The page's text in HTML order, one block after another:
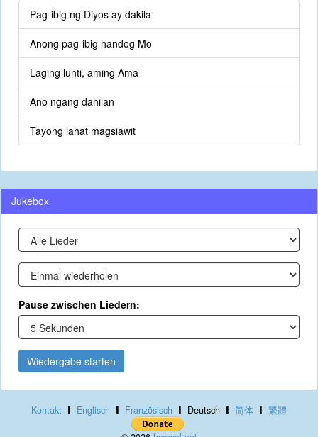
Pag-ibig ng Diyos ay dakila
Anong pag-ibig handog Mo
Laging lunti, aming Ama
Ano ngang dahilan
Tayong lahat magsiawit
Jukebox
Pause zwischen Liedern:
Wiedergabe starten
Kontakt Englisch Französisch Deutsch 简体 繁體